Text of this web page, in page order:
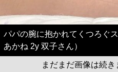
パパの腕に抱かれてくつろぐ
あかね 2y 双子さん）
まだまだ画像は続き